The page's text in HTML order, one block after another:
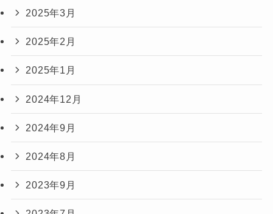
2025年3月
2025年2月
2025年1月
2024年12月
2024年9月
2024年8月
2023年9月